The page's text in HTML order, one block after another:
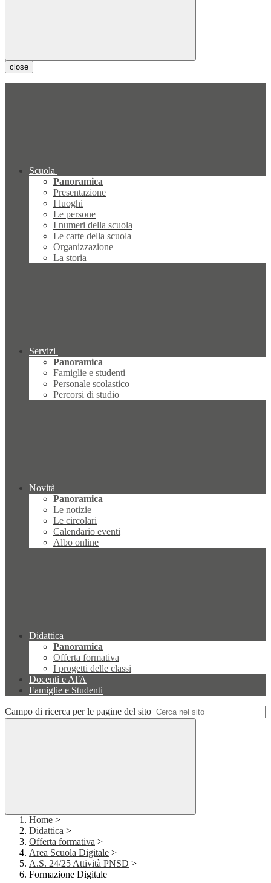
close
Scuola
Panoramica
Presentazione
I luoghi
Le persone
I numeri della scuola
Le carte della scuola
Organizzazione
La storia
Servizi
Panoramica
Famiglie e studenti
Personale scolastico
Percorsi di studio
Novità
Panoramica
Le notizie
Le circolari
Calendario eventi
Albo online
Didattica
Panoramica
Offerta formativa
I progetti delle classi
Docenti e ATA
Famiglie e Studenti
Campo di ricerca per le pagine del sito
Home >
Didattica >
Offerta formativa >
Area Scuola Digitale >
A.S. 24/25 Attività PNSD >
Formazione Digitale